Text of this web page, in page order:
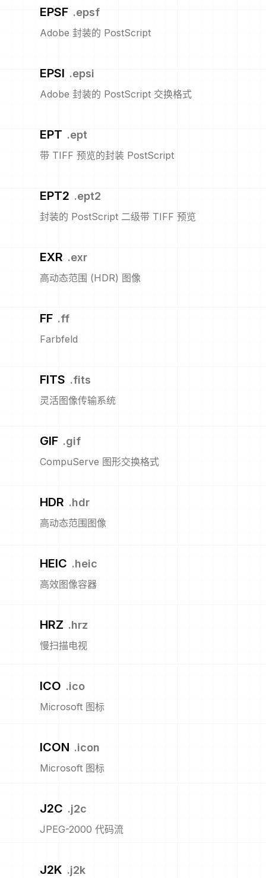
EPSF .epsf
Adobe 封装的 PostScript
EPSI .epsi
Adobe 封装的 PostScript 交换格式
EPT .ept
带 TIFF 预览的封装 PostScript
EPT2 .ept2
封装的 PostScript 二级带 TIFF 预览
EXR .exr
高动态范围 (HDR) 图像
FF .ff
Farbfeld
FITS .fits
灵活图像传输系统
GIF .gif
CompuServe 图形交换格式
HDR .hdr
高动态范围图像
HEIC .heic
高效图像容器
HRZ .hrz
慢扫描电视
ICO .ico
Microsoft 图标
ICON .icon
Microsoft 图标
J2C .j2c
JPEG-2000 代码流
J2K .j2k